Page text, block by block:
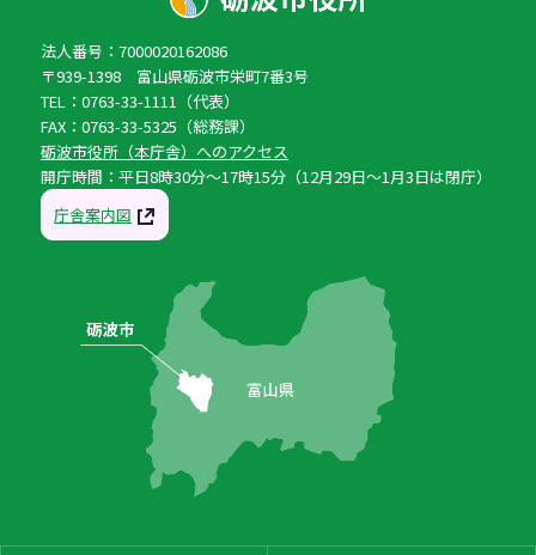
法人番号：7000020162086
〒939-1398 富山県砺波市栄町7番3号
TEL：0763-33-1111（代表）
FAX：0763-33-5325（総務課）
砺波市役所（本庁舎）へのアクセス
開庁時間：平日8時30分〜17時15分（12月29日〜1月3日は閉庁）
庁舎案内図